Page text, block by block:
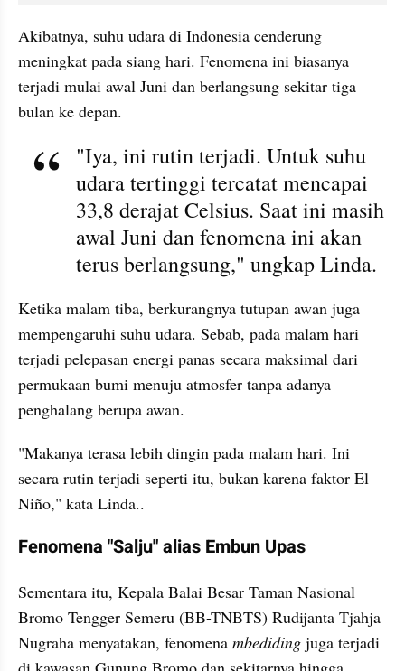
Akibatnya, suhu udara di Indonesia cenderung
meningkat pada siang hari. Fenomena ini biasanya
terjadi mulai awal Juni dan berlangsung sekitar tiga
bulan ke depan.
"Iya, ini rutin terjadi. Untuk suhu
udara tertinggi tercatat mencapai
33,8 derajat Celsius. Saat ini masih
awal Juni dan fenomena ini akan
terus berlangsung," ungkap Linda.
Ketika malam tiba, berkurangnya tutupan awan juga
mempengaruhi suhu udara. Sebab, pada malam hari
terjadi pelepasan energi panas secara maksimal dari
permukaan bumi menuju atmosfer tanpa adanya
penghalang berupa awan.
"Makanya terasa lebih dingin pada malam hari. Ini
secara rutin terjadi seperti itu, bukan karena faktor El
Niño," kata Linda..
Fenomena "Salju" alias Embun Upas
Sementara itu, Kepala Balai Besar Taman Nasional
Bromo Tengger Semeru (BB-TNBTS) Rudijanta Tjahja
Nugraha menyatakan, fenomena mbediding juga terjadi